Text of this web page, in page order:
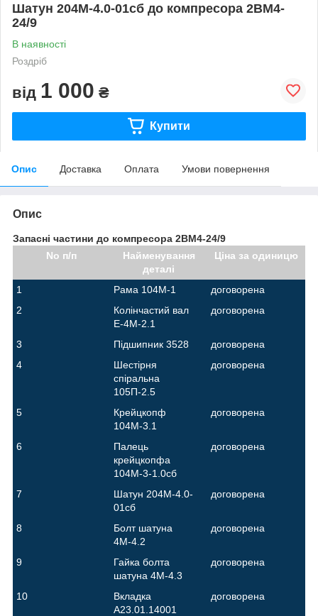
Шатун 204М-4.0-01сб до компресора 2ВМ4-
24/9
В наявності
Роздріб
від 1 000 ₴
Купити
Опис Доставка Оплата Умови повернення
Опис
Запасні частини до компресора 2ВМ4-24/9
No п/п
Найменування
деталі
Ціна за одиницю
1 Рама 104М-1
договорена
2
Колінчастий вал
Е-4М-2.1
договорена
3 Підшипник 3528
договорена
4
Шестірня
спіральна
105П-2.5
договорена
5
Крейцкопф
104М-3.1
договорена
6
Палець
крейцкопфа
104М-3-1.0сб
договорена
7
Шатун 204М-4.0-
01сб
договорена
8
Болт шатуна
4М-4.2
договорена
9
Гайка болта
шатуна 4М-4.3
договорена
10
Вкладка
А23.01.14001
договорена